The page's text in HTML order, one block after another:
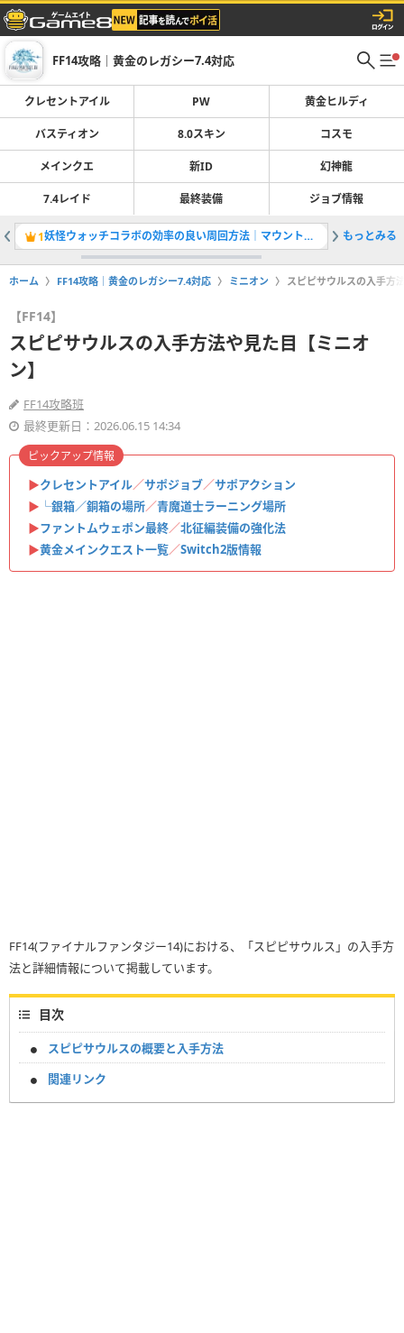
FF14攻略｜黄金のレガシー7.4対応
クレセントアイル PW 黄金ヒルディ
バスティオン 8.0スキン コスモ
メインクエ 新ID 幻神龍
7.4レイド 最終装備 ジョブ情報
1 妖怪ウォッチコラボの効率の良い周回方法｜マウントや武器情報 2クレセ
もっとみる
ホーム FF14攻略｜黄金のレガシー7.4対応 ミニオン スピピサウルスの入手方
【FF14】
スピピサウルスの入手方法や見た目【ミニオ
ン】
FF14攻略班
最終更新日：2026.06.15 14:34
▶クレセントアイル／サポジョブ／サポアクション
▶ └銀箱／銅箱の場所／青魔道士ラーニング場所
▶ファントムウェポン最終／北征編装備の強化法
▶黄金メインクエスト一覧／Switch2版情報
ピックアップ情報
FF14(ファイナルファンタジー14)における、「スピピサウルス」の入手方
法と詳細情報について掲載しています。
目次
スピピサウルスの概要と入手方法
関連リンク